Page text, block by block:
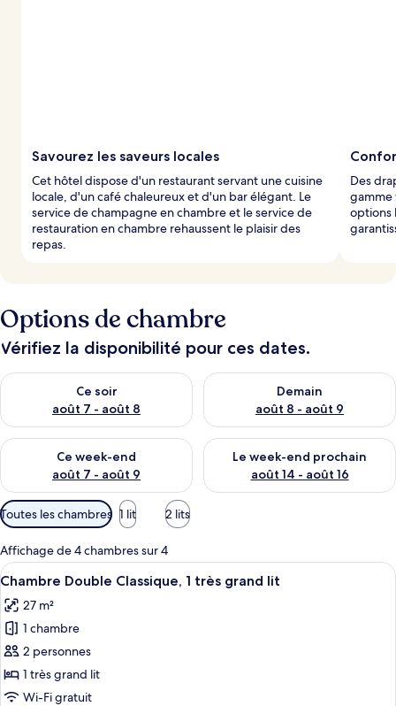
Savourez les saveurs locales
Cet hôtel dispose d'un restaurant servant une cuisine
locale, d'un café chaleureux et d'un bar élégant. Le
service de champagne en chambre et le service de
restauration en chambre rehaussent le plaisir des
repas.
Des
gamme
options
Options de chambre
Vérifiez la disponibilité pour ces dates.
Ce soir
août 7 - août 8
Vérifier la disponibilité pour ce soir août 7 - août 8
Demain
août 8 - août 9
Vérifier la disponibilité pour
Ce week-end
août 7 - août 9
Vérifier la disponibilité pour ce week-end août 7 - août 9
Le week-end prochain
août 14 - août 16
Vérifier la disponibilité pour
Filtres
disponibles
pour
les
chambres
Toutes les chambres 1 lit 2 lits
Affichage de 4 chambres sur 4
Afficher
toutes
les
photos
pour
ce
type
Un lit avec deux oreillers et deux
8
Chambre Double Classique, 1 très grand lit
27 m²
1 chambre
2 personnes
1 très grand lit
Wi-Fi gratuit